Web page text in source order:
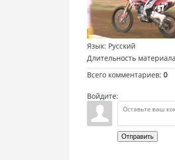
Язык: Русский
Длительность материала
Всего комментариев: 0
Войдите:
Отправить